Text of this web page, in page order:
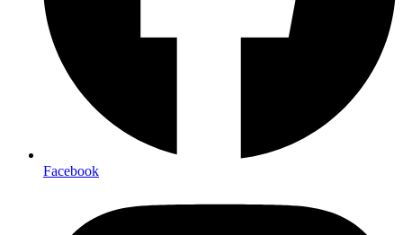
Facebook